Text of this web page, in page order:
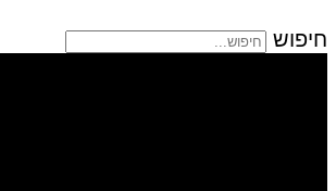
חיפוש